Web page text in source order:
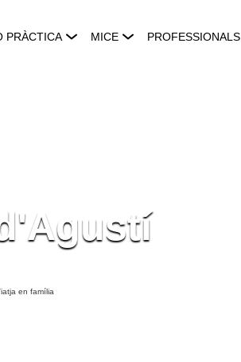
PRÀCTICA MICE PROFESSIONALS
en família